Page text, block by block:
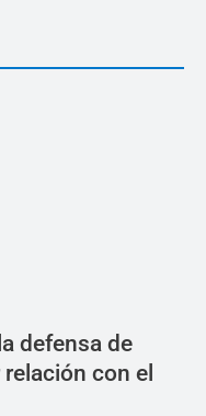
defensa de
con el